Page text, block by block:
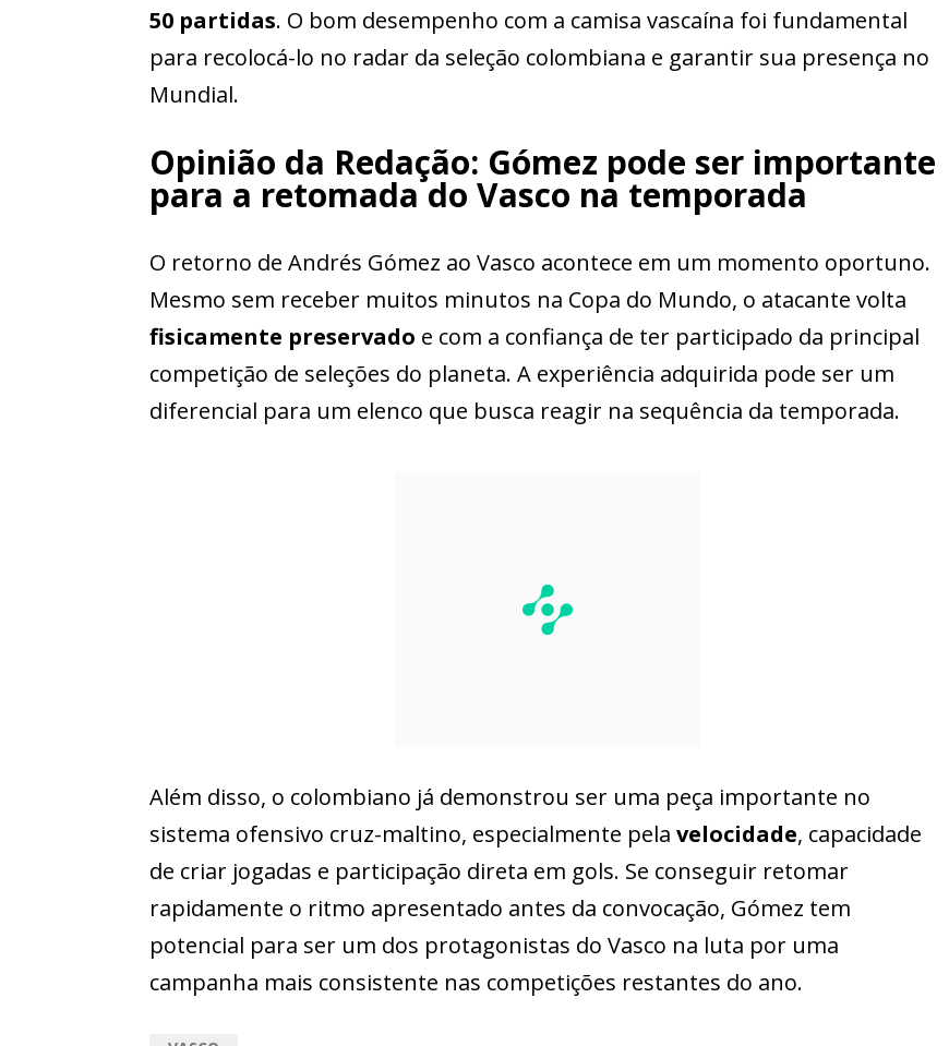
50 partidas. O bom desempenho com a camisa vascaína foi fundamental
para recolocá-lo no radar da seleção colombiana e garantir sua presença no
Mundial.
Opinião da Redação: Gómez pode ser importante
para a retomada do Vasco na temporada
O retorno de Andrés Gómez ao Vasco acontece em um momento oportuno.
Mesmo sem receber muitos minutos na Copa do Mundo, o atacante volta
fisicamente preservado e com a confiança de ter participado da principal
competição de seleções do planeta. A experiência adquirida pode ser um
diferencial para um elenco que busca reagir na sequência da temporada.
Além disso, o colombiano já demonstrou ser uma peça importante no
sistema ofensivo cruz-maltino, especialmente pela velocidade, capacidade
de criar jogadas e participação direta em gols. Se conseguir retomar
rapidamente o ritmo apresentado antes da convocação, Gómez tem
potencial para ser um dos protagonistas do Vasco na luta por uma
campanha mais consistente nas competições restantes do ano.